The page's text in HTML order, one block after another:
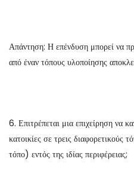
Απάντηση: Η επένδυση μπορεί να
από έναν τόπους υλοποίησης
6. Επιτρέπεται μια επιχείρηση να
κατοικίες σε τρεις διαφορετικούς
τόπο) εντός της ιδίας περιφέρειας;